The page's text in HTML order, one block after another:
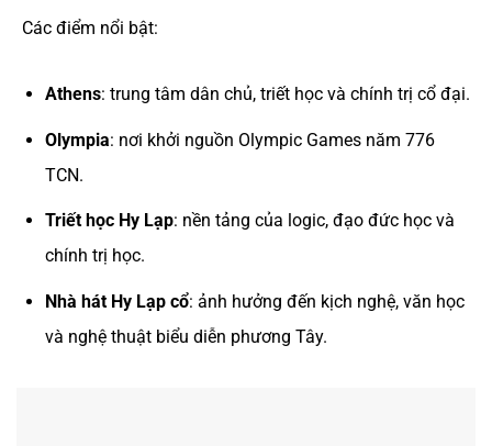
Các điểm nổi bật:
Athens: trung tâm dân chủ, triết học và chính trị cổ đại.
Olympia: nơi khởi nguồn Olympic Games năm 776
TCN.
Triết học Hy Lạp: nền tảng của logic, đạo đức học và
chính trị học.
Nhà hát Hy Lạp cổ: ảnh hưởng đến kịch nghệ, văn học
và nghệ thuật biểu diễn phương Tây.